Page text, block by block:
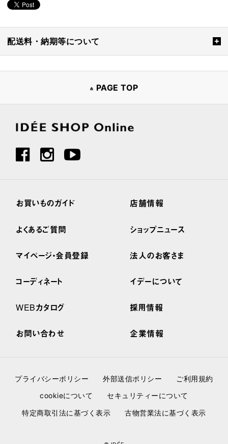
配送料・納期等について
PAGE TOP
お買いものガイド
よくあるご質問
マイページ・会員登録
コーディネート
WEBカタログ
お問い合わせ
店舗情報
ショップニュース
法人のお客さま
イデーについて
採用情報
企業情報
プライバシーポリシー 外部送信ポリシー
ご利用規約
cookieについて
セキュリティーについて
特定商取引法に基づく表示
古物営業法に基づく表示